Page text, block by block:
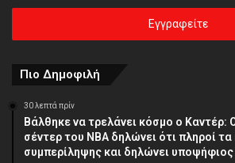
ηλεκτρονική
διεύθυνση
Πιο Δημοφιλή
30 λεπτά πρίν
Βάλθηκε να τρελάνει κόσμο ο Καντέρ:
σέντερ του NBA δηλώνει ότι πληροί τα
συμπερίληψης και δηλώνει υποψήφιος